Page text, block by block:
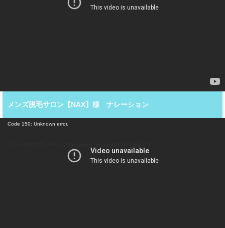
メンズ脱毛サロン【NAX】様 ナレーション
Code 150: Unknown error.